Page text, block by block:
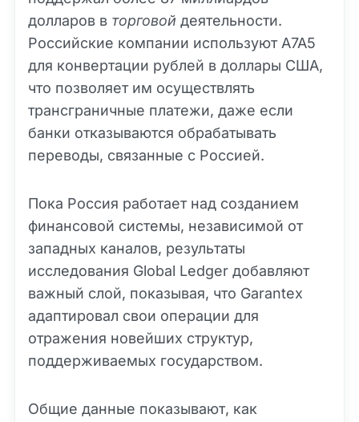
долларов в торговой деятельности.
Российские компании используют A7A5
для конвертации рублей в доллары США,
что позволяет им осуществлять
трансграничные платежи, даже если
банки отказываются обрабатывать
переводы, связанные с Россией.
Пока Россия работает над созданием
финансовой системы, независимой от
западных каналов, результаты
исследования Global Ledger добавляют
важный слой, показывая, что Garantex
адаптировал свои операции для
отражения новейших структур,
поддерживаемых государством.
Общие данные показывают, как